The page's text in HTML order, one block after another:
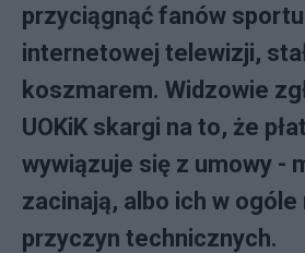
przyciągnąć fanów
internetowej telewizji,
koszmarem. Widzowie
UOKiK skargi na to, że
wywiązuje się z umowy -
zacinają, albo ich w ogóle
przyczyn technicznych.